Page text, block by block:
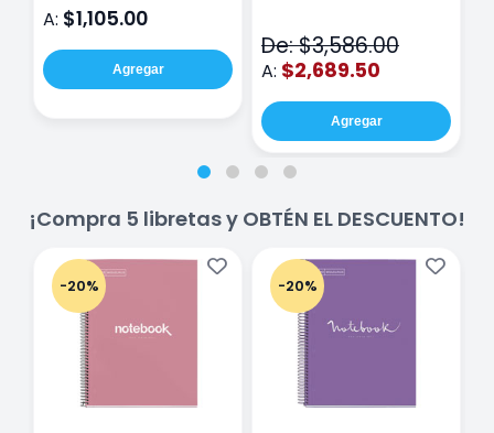
A: $1,105.00
Agregar
De: $3,586.00
A: $2,689.50
Agregar
¡Compra 5 libretas y OBTÉN EL DESCUENTO!
-20% -20%